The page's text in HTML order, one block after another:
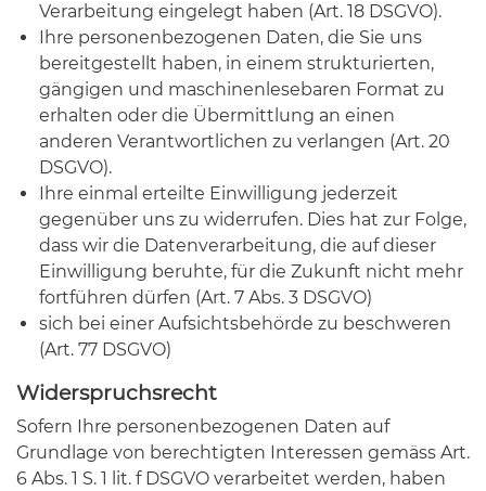
Verarbeitung eingelegt haben (Art. 18 DSGVO).
Ihre personenbezogenen Daten, die Sie uns
bereitgestellt haben, in einem strukturierten,
gängigen und maschinenlesebaren Format zu
erhalten oder die Übermittlung an einen
anderen Verantwortlichen zu verlangen (Art. 20
DSGVO).
Ihre einmal erteilte Einwilligung jederzeit
gegenüber uns zu widerrufen. Dies hat zur Folge,
dass wir die Datenverarbeitung, die auf dieser
Einwilligung beruhte, für die Zukunft nicht mehr
fortführen dürfen (Art. 7 Abs. 3 DSGVO)
sich bei einer Aufsichtsbehörde zu beschweren
(Art. 77 DSGVO)
Widerspruchsrecht
Sofern Ihre personenbezogenen Daten auf
Grundlage von berechtigten Interessen gemäss Art.
6 Abs. 1 S. 1 lit. f DSGVO verarbeitet werden, haben